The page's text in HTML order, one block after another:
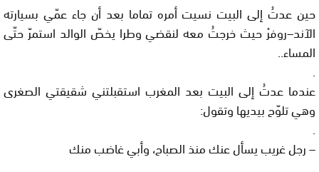
حين عدتُ إلى البيت نسيت أمره تماما بعد أن جاء عمّي بسيارته
الآند–روفرْ حيث خرجتُ معه لنقضيوطرا يخصّ الوالد استمرّحتّى
المساء..
.
عندما عدتُ إلى البيت بعد المغرب استقبلتني شقيقتي الصغرى
وهيتلوّحبيديهاوتقول:
.
–رجلغريبيسألعنكمنذالصباح،وأبيغاضبمنك
.